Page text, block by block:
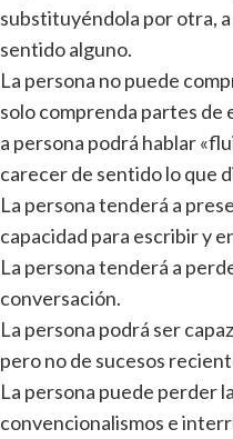
substituyéndola por otra,
sentido alguno.
La persona no puede
solo comprenda partes de
a persona podrá hablar
carecer de sentido lo que
La persona tenderá a
capacidad para escribir y
La persona tenderá a
conversación.
La persona podrá ser
pero no de sucesos
La persona puede perder
convencionalismos e